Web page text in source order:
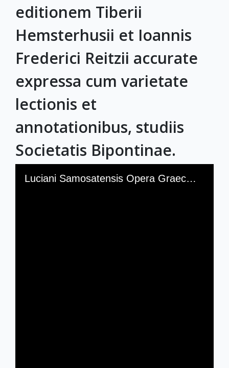
editionem Tiberii
Hemsterhusii et Ioannis
Frederici Reitzii accurate
expressa cum varietate
lectionis et
annotationibus, studiis
Societatis Bipontinae.
Media Viewer Luciani Samosatensis Opera Graece et Latine ad editionem Tiberii Hemsterhusii et Ioannis Frederici Reitzii accurate expressa cum varietate lectionis et annotationibus, studiis Societatis Bipontinae.